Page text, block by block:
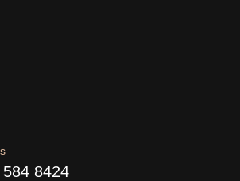
8424